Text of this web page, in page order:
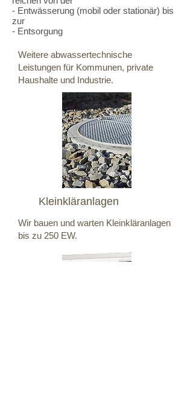
Kleinkläranlagen
Wir bauen und warten Kleinkläranlagen
bis zu 250 EW.
Weitere abwassertechnische
Leistungen für Kommunen, private
Haushalte und Industrie.
- Entwässerung (mobil oder stationär) bis
zur​
- Entsorgung